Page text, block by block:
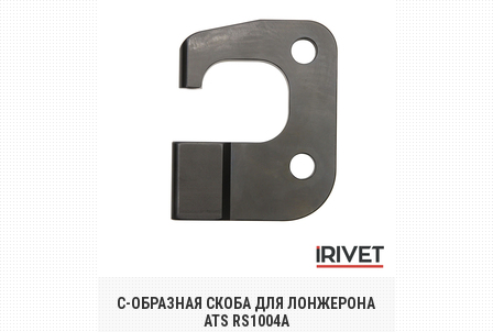
Cкоба для лонжерона ATS RS1004A для
С-ОБРАЗНАЯ СКОБА ДЛЯ ЛОНЖЕРОНА
ATS RS1004A